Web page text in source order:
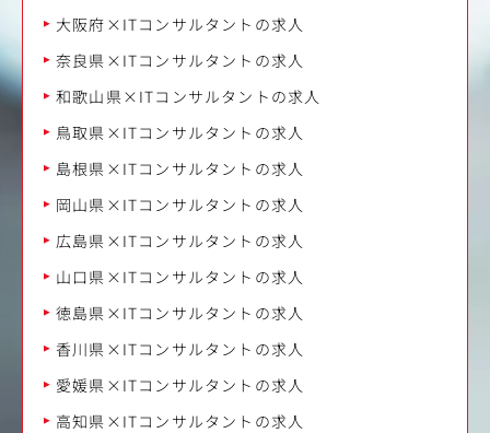
大阪府×ITコンサルタントの求人
奈良県×ITコンサルタントの求人
和歌山県×ITコンサルタントの求人
鳥取県×ITコンサルタントの求人
島根県×ITコンサルタントの求人
岡山県×ITコンサルタントの求人
広島県×ITコンサルタントの求人
山口県×ITコンサルタントの求人
徳島県×ITコンサルタントの求人
香川県×ITコンサルタントの求人
愛媛県×ITコンサルタントの求人
高知県×ITコンサルタントの求人